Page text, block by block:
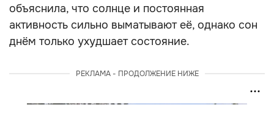
объяснила, что солнце и постоянная
активность сильно выматывают её, однако сон
днём только ухудшает состояние.
РЕКЛАМА - ПРОДОЛЖЕНИЕ НИЖЕ